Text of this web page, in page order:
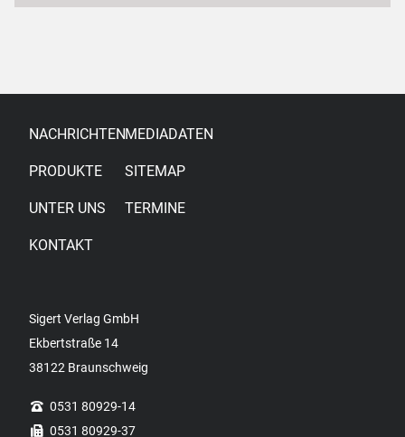
NACHRICHTEN
PRODUKTE
UNTER UNS
KONTAKT
MEDIADATEN
SITEMAP
TERMINE
Sigert Verlag GmbH
Ekbertstraße 14
38122 Braunschweig
0531 80929-14
0531 80929-37